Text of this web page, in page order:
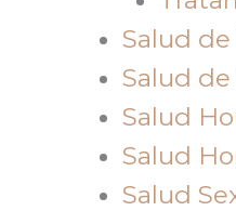
Salud
Salud
Salud
Salud
Salud